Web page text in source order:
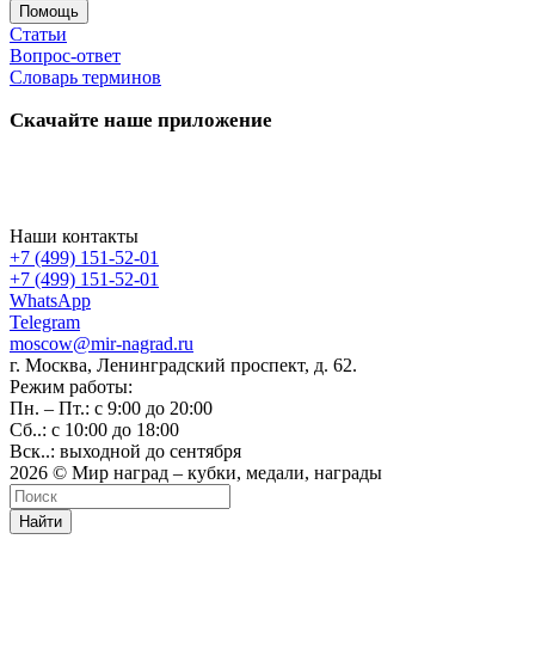
Помощь
Статьи
Вопрос-ответ
Словарь терминов
Скачайте наше приложение
Наши контакты
+7 (499) 151-52-01
+7 (499) 151-52-01
WhatsApp
Telegram
moscow@mir-nagrad.ru
г. Москва, Ленинградский проспект, д. 62.
Режим работы:
Пн. – Пт.: с 9:00 до 20:00
Сб..: с 10:00 до 18:00
Вск..: выходной до сентября
2026 © Мир наград – кубки, медали, награды
Найти